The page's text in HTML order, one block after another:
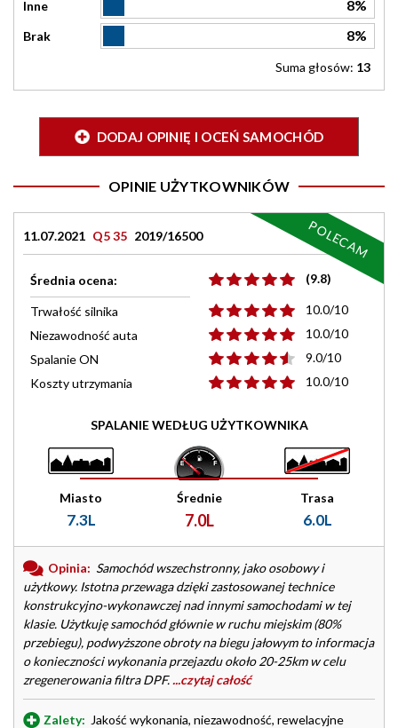
Inne 8%
Brak 8%
Suma głosów: 13
DODAJ OPINIĘ I OCEŃ SAMOCHÓD
OPINIE UŻYTKOWNIKÓW
11.07.2021 Q5 35 2019/16500
Średnia ocena: (9.8)
Trwałość silnika
10.0/10
Niezawodność auta
10.0/10
Spalanie ON
9.0/10
Koszty utrzymania
10.0/10
SPALANIE WEDŁUG UŻYTKOWNIKA
Miasto
7.3L
Średnie
7.0L
Trasa
6.0L
Opinia: Samochód wszechstronny, jako osobowy i
użytkowy. Istotna przewaga dzięki zastosowanej technice
konstrukcyjno-wykonawczej nad innymi samochodami w tej
klasie. Użytkuję samochód głównie w ruchu miejskim (80%
przebiegu), podwyższone obroty na biegu jałowym to informacja
o konieczności wykonania przejazdu około 20-25km w celu
zregenerowania filtra DPF. ...czytaj całość
Zalety: Jakość wykonania, niezawodność, rewelacyjne
POLECAM